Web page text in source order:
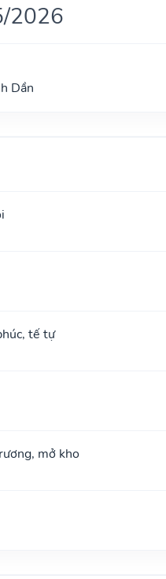
2026
Dần
tế tự
mở kho